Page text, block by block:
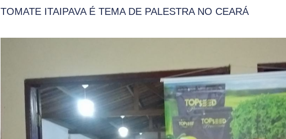
TOMATE ITAIPAVA É TEMA DE PALESTRA NO CEARÁ